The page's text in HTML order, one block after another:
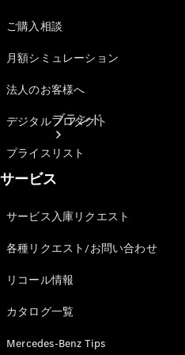
ブランド
ブランド
ご購入相談
月額シミュレーション
法人のお客様へ
デジタルプロダクト
プライスリスト
サービス
サービス入庫リクエスト
各種リクエスト/お問い合わせ
リコール情報
カタログ一覧
Mercedes-Benz Tips